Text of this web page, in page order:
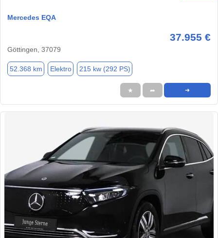
Mercedes EQA
37.955 €
Göttingen, 37079
52.368 km Elektro 215 kw (292 PS)
★ ➦ ➜